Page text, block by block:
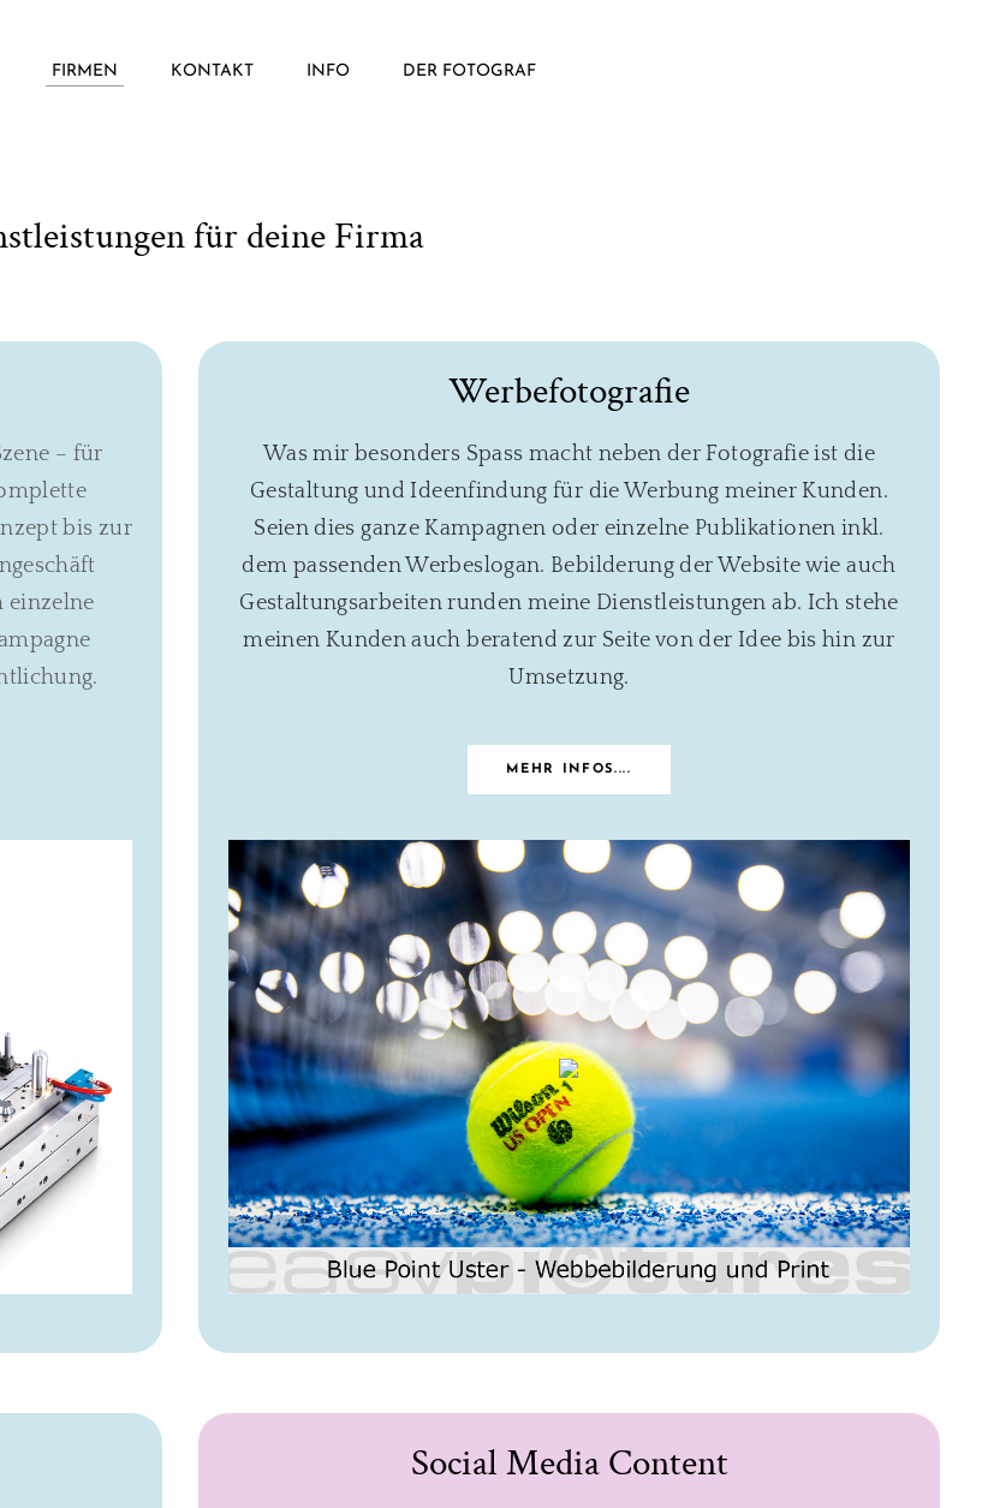
FIRMEN KONTAKT INFO DER FOTOGRAF
für deine Firma
– für
bis zur
einzelne
Werbefotografie
Was mir besonders Spass macht neben der Fotografie ist die
Gestaltung und Ideenfindung für die Werbung meiner Kunden.
Seien dies ganze Kampagnen oder einzelne Publikationen inkl.
dem passenden Werbeslogan. Bebilderung der Website wie auch
Gestaltungsarbeiten runden meine Dienstleistungen ab. Ich stehe
meinen Kunden auch beratend zur Seite von der Idee bis hin zur
Umsetzung.
MEHR INFOS....
Social Media Content